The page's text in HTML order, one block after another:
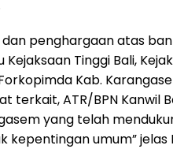
penghargaan atas
Tinggi Bali,
Kab.
terkait, ATR/BPN Kanwil
yang telah
kepentingan umum” jelas